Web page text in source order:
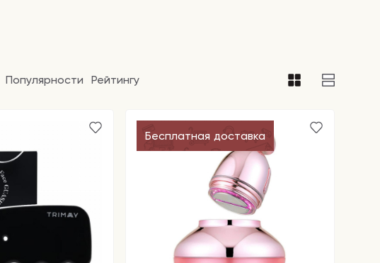
Популярности Рейтингу
Бесплатная доставка